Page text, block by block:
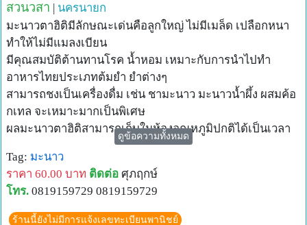
สวนวสา
นครนายก
มะนาวตาฮิติมีลักษณะเด่นคือลูกใหญ่ ไม่มีเมล็ด เปลือกหนา
ทำให้ไม่มีแมลงเบียน
มีคุณสมบัติต้านทานโรค น้ำหอม เหมาะกับการนำไปทำ
อาหารไทยประเภทต้มยำ ยำต่างๆ
สามารถชงเป็นเครื่องดื่ม เช่น ชามะนาว มะนาวน้ำผึ้ง ผสมค้อ
กเทล จะเหมาะมากเป็นพิเศษ
ผลมะนาวตาฮิติสามารถเก็บในห้องอุณหภูมิปกติได้เป็นเวลา
7-10 วันโดยไม่ต้องแช่ตู้เย็น เปลือกยังคงเป็นสีเขียวอยู่ ผลจะ
นิ่มขึ้น น้ำมากขึ้น ทำให้สามารถขนส่งไปยังตลาดต่างประเทศ
ได้ง่ายกว่ามะนาวแป้น
สวนวสาจำหน่ายกิ่งพันธุ์มะนาวตาฮิติแท้ เป็นกิ่งตอน
ปัจจุบันสวนวสาปลูกมะนาวตาฮิติจำนวนประมาณ 10,000 ต้น
ดูข้อความทั้งหมด
Tag: มะนาว
ราคา 60.00 บาท ติดต่อ ศุภฤกษ์
โทร. 0819159729 0819159729
ร้านนี้ยังไม่มีการแจ้งเลขทะเบียนพานิชย์